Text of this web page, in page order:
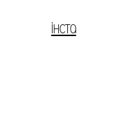
інста